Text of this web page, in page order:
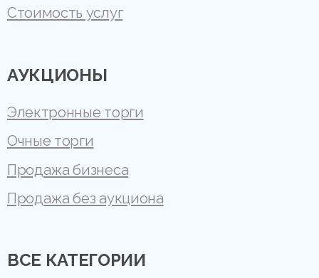
Стоимость услуг
АУКЦИОНЫ
Электронные торги
Очные торги
Продажа бизнеса
Продажа без аукциона
ВСЕ КАТЕГОРИИ